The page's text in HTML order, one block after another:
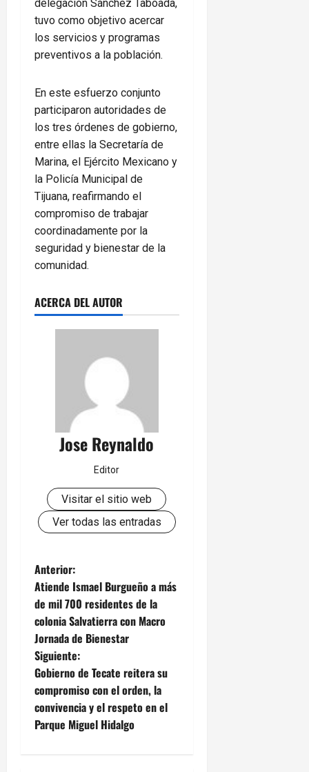
delegación Sánchez Taboada,
tuvo como objetivo acercar
los servicios y programas
preventivos a la población.
En este esfuerzo conjunto
participaron autoridades de
los tres órdenes de gobierno,
entre ellas la Secretaría de
Marina, el Ejército Mexicano y
la Policía Municipal de
Tijuana, reafirmando el
compromiso de trabajar
coordinadamente por la
seguridad y bienestar de la
comunidad.
ACERCA DEL AUTOR
Jose Reynaldo
Editor
Visitar el sitio web
Ver todas las entradas
N
a
v
e
g
a
Anterior:
Atiende Ismael Burgueño a más
de mil 700 residentes de la
colonia Salvatierra con Macro
Jornada de Bienestar
Siguiente:
Gobierno de Tecate reitera su
compromiso con el orden, la
convivencia y el respeto en el
Parque Miguel Hidalgo